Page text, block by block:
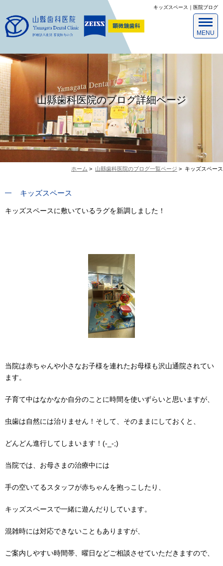
キッズスペース｜医院ブログ
山縣歯科医院のブログ詳細ページ
ホーム > 山縣歯科医院のブログ一覧ページ > キッズスペース
キッズスペース
キッズスペースに敷いているラグを新調しました！
当院は赤ちゃんや小さなお子様を連れたお母様も沢山通院されてい
ます。
子育て中はなかなか自分のことに時間を使いずらいと思いますが、
虫歯は自然には治りません！そして、そのままにしておくと、
どんどん進行してしまいます！(-_-;)
当院では、お母さまの治療中には
手の空いてるスタッフが赤ちゃんを抱っこしたり、
キッズスペースで一緒に遊んだりしています。
混雑時には対応できないこともありますが、
ご案内しやすい時間帯、曜日などご相談させていただきますので、